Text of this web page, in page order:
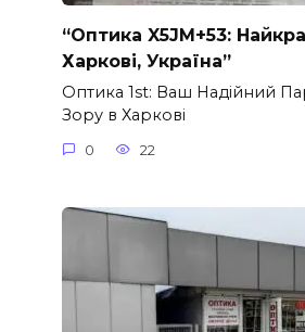
“Оптика X5JM+53:
Харкові, Україна”
Оптика 1st: Ваш Надійний
Зору в Харкові
0 22